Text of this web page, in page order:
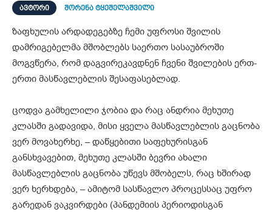
ᲐᲕᲢᲝᲠᲘ შორენა ტყეშელაშვილი
ზაფხულის არდადეგებზე ჩემი უფროსი შვილის
დამრიგებელმა მშობლებს საერთო სასაუბროში
მოგვწერა, რომ დაგვირეკავდნენ ჩვენი შვილების ერთ-
ერთი მასწავლებლის შესაფასებლად.
ცოდვა გამხელილი ჯობია და რაც ანდრია მეხუთე
კლასში გადავიდა, მისი ყველა მასწავლებლის გაცნობა
ვერ მოვახერხე, – დაწყებითი საფეხურისგან
განსხვავებით, მეხუთე კლასში ბევრი ახალი
მასწავლებლის გაცნობა უწევს მშობელს, რაც ხშირად
ვერ ხერხდება, – ამიტომ სასწავლო პროცესსაც უფრო
გარედან ვაკვირდები (პანდემიის პერიოდისგან